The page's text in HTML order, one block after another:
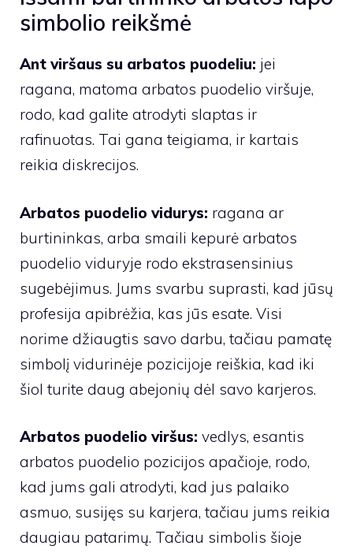
simbolio reikšmė
Ant viršaus su arbatos puodeliu: jei
ragana, matoma arbatos puodelio viršuje,
rodo, kad galite atrodyti slaptas ir
rafinuotas. Tai gana teigiama, ir kartais
reikia diskrecijos.
Arbatos puodelio vidurys: ragana ar
burtininkas, arba smaili kepurė arbatos
puodelio viduryje rodo ekstrasensinius
sugebėjimus. Jums svarbu suprasti, kad jūsų
profesija apibrėžia, kas jūs esate. Visi
norime džiaugtis savo darbu, tačiau pamatę
simbolį vidurinėje pozicijoje reiškia, kad iki
šiol turite daug abejonių dėl savo karjeros.
Arbatos puodelio viršus: vedlys, esantis
arbatos puodelio pozicijos apačioje, rodo,
kad jums gali atrodyti, kad jus palaiko
asmuo, susijęs su karjera, tačiau jums reikia
daugiau patarimų. Tačiau simbolis šioje